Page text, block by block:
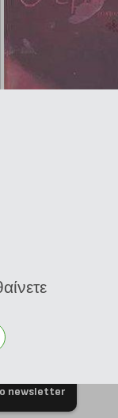
Ελάχιστη
newsletter